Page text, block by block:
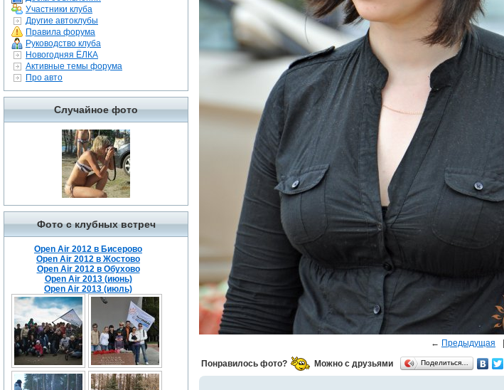
Участники клуба
Другие автоклубы
Правила форума
Руководство клуба
Новогодняя ЁЛКА
Активные темы форума
Про авто
Случайное фото
Фото с клубных встреч
Open Air 2012 в Бисерово
Open Air 2012 в Жостово
Open Air 2012 в Обухово
Open Air 2013 (июнь)
Open Air 2013 (июль)
← Предыдущая
Понравилось фото? Можно с друзьями Поделиться…